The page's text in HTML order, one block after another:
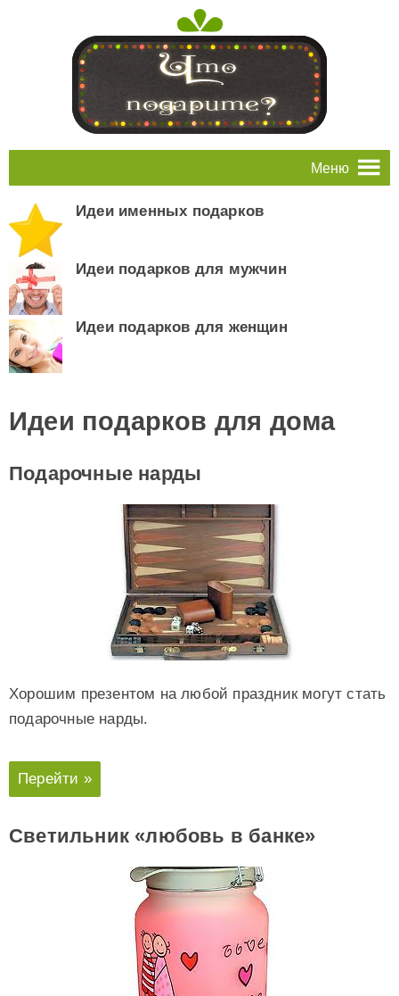
Меню
Идеи именных подарков
Идеи подарков для мужчин
Идеи подарков для женщин
Идеи подарков для дома
Подарочные нарды
Хорошим презентом на любой праздник могут стать
подарочные нарды.
Перейти »
Светильник «любовь в банке»